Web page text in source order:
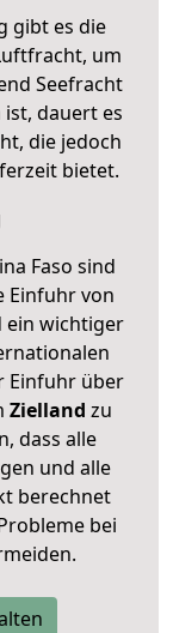
gibt es die
um
Seefracht
dauert es
die jedoch
bietet.
Faso sind
Einfuhr von
ein wichtiger
Einfuhr über
Zielland zu
dass alle
und alle
berechnet
bei